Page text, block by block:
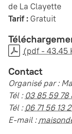
de La Clayette
Tarif : Gratuit
(pdf - 43.45
Contact
Organisé par :
Tél : 03 85 59 78
Tél : 06 71 56 13
E-mail :